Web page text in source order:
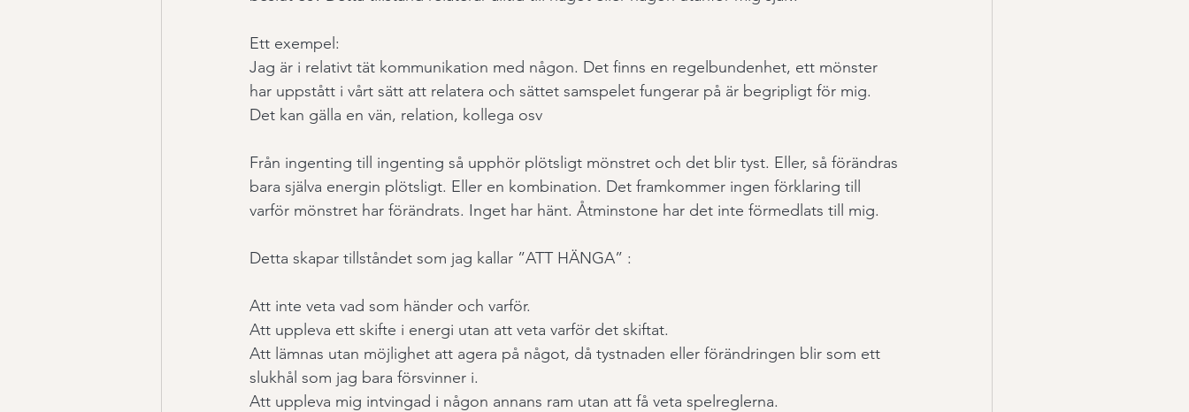
Ett exempel:
Jag är i relativt tät kommunikation med någon. Det finns en regelbundenhet, ett mönster
har uppstått i vårt sätt att relatera och sättet samspelet fungerar på är begripligt för mig.
Det kan gälla en vän, relation, kollega osv
Från ingenting till ingenting så upphör plötsligt mönstret och det blir tyst. Eller, så förändras
bara själva energin plötsligt. Eller en kombination. Det framkommer ingen förklaring till
varför mönstret har förändrats. Inget har hänt. Åtminstone har det inte förmedlats till mig.
Detta skapar tillståndet som jag kallar ”ATT HÄNGA” :
Att inte veta vad som händer och varför.
Att uppleva ett skifte i energi utan att veta varför det skiftat.
Att lämnas utan möjlighet att agera på något, då tystnaden eller förändringen blir som ett
slukhål som jag bara försvinner i.
Att uppleva mig intvingad i någon annans ram utan att få veta spelreglerna.